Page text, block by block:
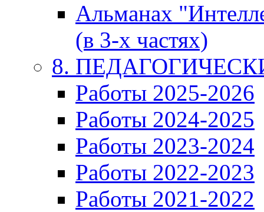
Альманах
(в 3-х частях)
8.
Работы 2025-2026
Работы 2024-2025
Работы 2023-2024
Работы 2022-2023
Работы 2021-2022